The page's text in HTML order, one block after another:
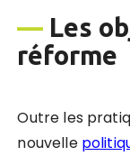
— Les
réforme
Outre les
nouvelle